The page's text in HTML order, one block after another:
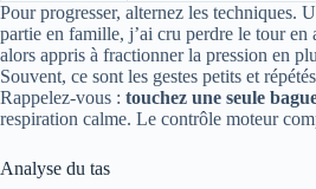
Pour progresser, alternez les techniques.
partie en famille, j’ai cru perdre le tour
alors appris à fractionner la pression en
Souvent, ce sont les gestes petits et
Rappelez-vous : touchez une seule
respiration calme. Le contrôle moteur
Analyse du tas